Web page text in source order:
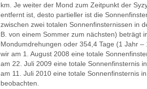
km. Je weiter der Mond zum Zeitpunkt der
entfernt ist, desto partieller ist die
zwischen zwei totalen Sonnenfinsternissen in
B. von einem Sommer zum nächsten) beträgt
Mondumdrehungen oder 354,4 Tage (1 Jahr –
wir am 1. August 2008 eine totale
am 22. Juli 2009 eine totale Sonnenfinsternis
am 11. Juli 2010 eine totale Sonnenfinsternis
beobachten.